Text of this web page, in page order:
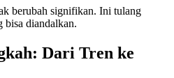
berubah signifikan. Ini tulang
bisa diandalkan.
Dari Tren ke